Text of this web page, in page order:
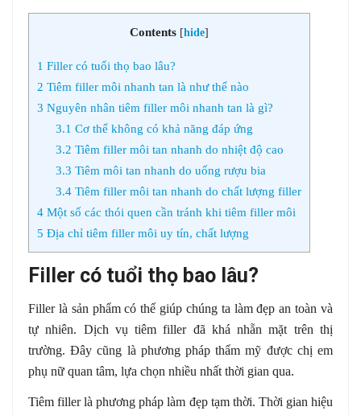
Contents [hide]
1 Filler có tuổi thọ bao lâu?
2 Tiêm filler môi nhanh tan là như thế nào
3 Nguyên nhân tiêm filler môi nhanh tan là gì?
3.1 Cơ thể không có khả năng đáp ứng
3.2 Tiêm filler môi tan nhanh do nhiệt độ cao
3.3 Tiêm môi tan nhanh do uống rượu bia
3.4Tiêm filler môi tan nhanh do chất lượng filler
4 Một số các thói quen cần tránh khi tiêm filler môi
5 Địa chỉ tiêm filler môi uy tín, chất lượng
Filler có tuổi thọ bao lâu?
Filler là sản phẩm có thể giúp chúng ta làm đẹp an toàn và
tự nhiên. Dịch vụ tiêm filler đã khá nhẵn mặt trên thị
trường. Đây cũng là phương pháp thẩm mỹ được chị em
phụ nữ quan tâm, lựa chọn nhiều nhất thời gian qua.
Tiêm filler là phương pháp làm đẹp tạm thời. Thời gian hiệu